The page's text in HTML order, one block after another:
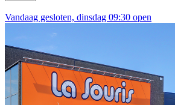
Vandaag gesloten, dinsdag 09:30 open